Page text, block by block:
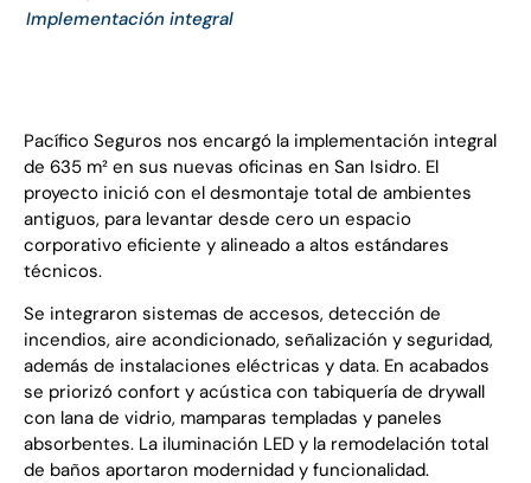
Implementación integral
Pacífico Seguros nos encargó la implementación integral
de 635 m² en sus nuevas oficinas en San Isidro. El
proyecto inició con el desmontaje total de ambientes
antiguos, para levantar desde cero un espacio
corporativo eficiente y alineado a altos estándares
técnicos.
Se integraron sistemas de accesos, detección de
incendios, aire acondicionado, señalización y seguridad,
además de instalaciones eléctricas y data. En acabados
se priorizó confort y acústica con tabiquería de drywall
con lana de vidrio, mamparas templadas y paneles
absorbentes. La iluminación LED y la remodelación total
de baños aportaron modernidad y funcionalidad.